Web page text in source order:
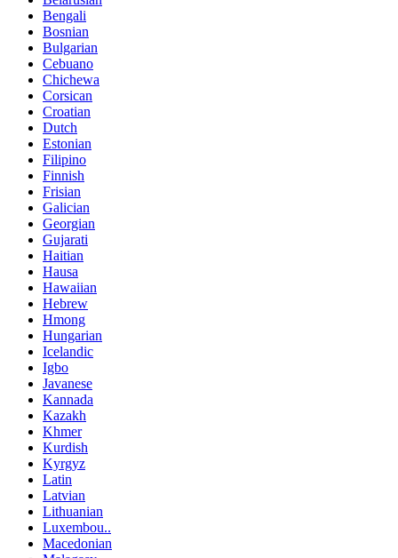
Bengali
Bosnian
Bulgarian
Cebuano
Chichewa
Corsican
Croatian
Dutch
Estonian
Filipino
Finnish
Frisian
Galician
Georgian
Gujarati
Haitian
Hausa
Hawaiian
Hebrew
Hmong
Hungarian
Icelandic
Igbo
Javanese
Kannada
Kazakh
Khmer
Kurdish
Kyrgyz
Latin
Latvian
Lithuanian
Luxembou..
Macedonian